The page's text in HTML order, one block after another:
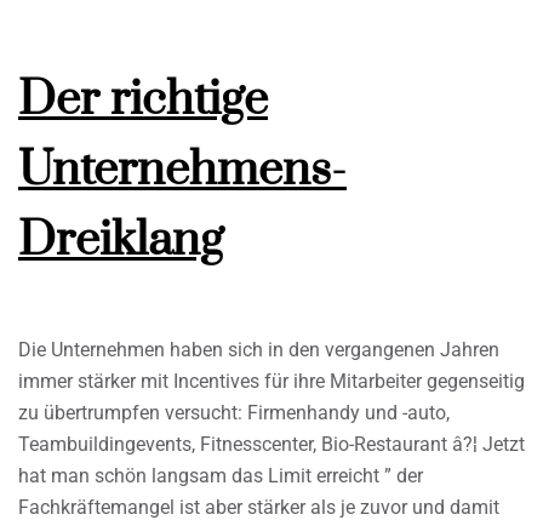
Der richtige
Unternehmens-
Dreiklang
Die Unternehmen haben sich in den vergangenen Jahren
immer stärker mit Incentives für ihre Mitarbeiter gegenseitig
zu übertrumpfen versucht: Firmenhandy und -auto,
Teambuildingevents, Fitnesscenter, Bio-Restaurant â?¦ Jetzt
hat man schön langsam das Limit erreicht ” der
Fachkräftemangel ist aber stärker als je zuvor und damit